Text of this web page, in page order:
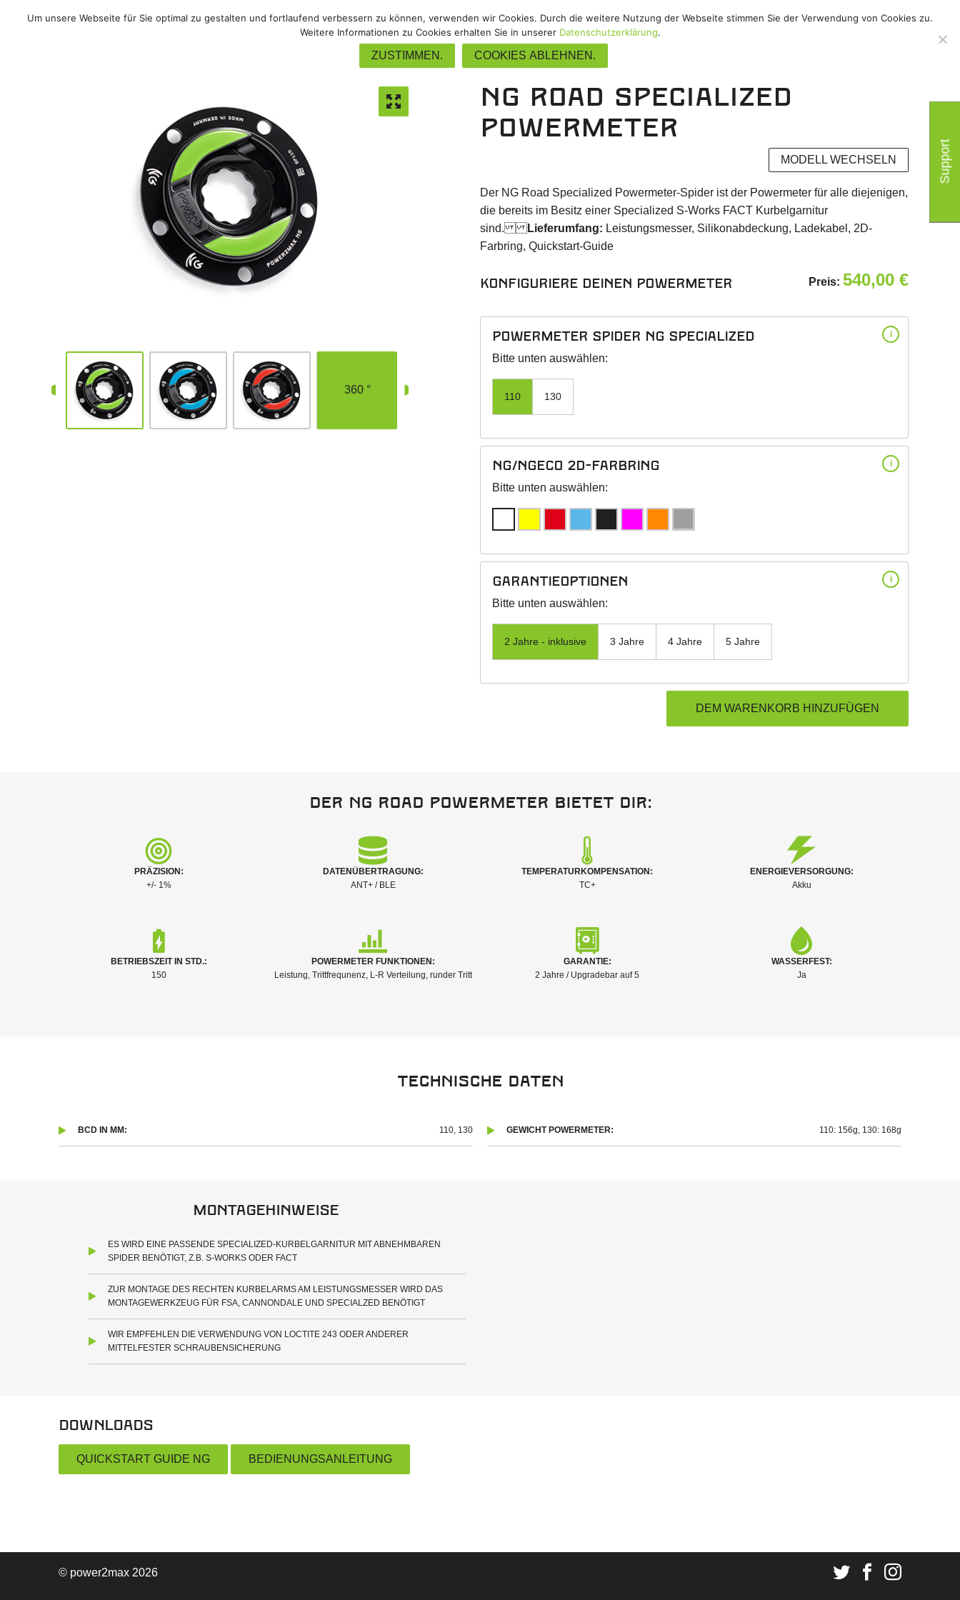
Sale! / Rennrad / MTB / Gravel / Track / Upgrades / Zubehör / Support /
360 °
NG Road Specialized
Powermeter
MODELL WECHSELN
Der NG Road Specialized Powermeter-Spider ist der Powermeter für alle diejenigen,
die bereits im Besitz einer Specialized S-Works FACT Kurbelgarnitur
sind.Lieferumfang: Leistungsmesser, Silikonabdeckung, Ladekabel, 2D-
Farbring, Quickstart-Guide
Konfiguriere deinen Powermeter Preis: 540,00 €
Powermeter Spider NG Specialized i
Bitte unten auswählen:
110 130
NG/NGeco 2D-Farbring i
Bitte unten auswählen:
Garantieoptionen i
Bitte unten auswählen:
2 Jahre - inklusive 3 Jahre 4 Jahre 5 Jahre
Der NG Road Powermeter bietet dir:
PRÄZISION:
+/- 1%
DATENÜBERTRAGUNG:
ANT+ / BLE
TEMPERATURKOMPENSATION:
TC+
ENERGIEVERSORGUNG:
Akku
BETRIEBSZEIT IN STD.:
150
POWERMETER FUNKTIONEN:
Leistung, Trittfrequnenz, L-R Verteilung, runder Tritt
GARANTIE:
2 Jahre / Upgradebar auf 5
WASSERFEST:
Ja
Technische Daten
BCD IN MM: 110, 130 GEWICHT POWERMETER: 110: 156g, 130: 168g
Montagehinweise
ES WIRD EINE PASSENDE SPECIALIZED-KURBELGARNITUR MIT ABNEHMBAREN
SPIDER BENÖTIGT, Z.B. S-WORKS ODER FACT
ZUR MONTAGE DES RECHTEN KURBELARMS AM LEISTUNGSMESSER WIRD DAS
MONTAGEWERKZEUG FÜR FSA, CANNONDALE UND SPECIALZED BENÖTIGT
WIR EMPFEHLEN DIE VERWENDUNG VON LOCTITE 243 ODER ANDERER
MITTELFESTER SCHRAUBENSICHERUNG
Downloads
QUICKSTART GUIDE NG BEDIENUNGSANLEITUNG
© power2max 2026
Support
Um unsere Webseite für Sie optimal zu gestalten und fortlaufend verbessern zu können, verwenden wir Cookies. Durch die weitere Nutzung der Webseite stimmen Sie der Verwendung von Cookies zu.
Weitere Informationen zu Cookies erhalten Sie in unserer Datenschutzerklärung.
ZUSTIMMEN. COOKIES ABLEHNEN.